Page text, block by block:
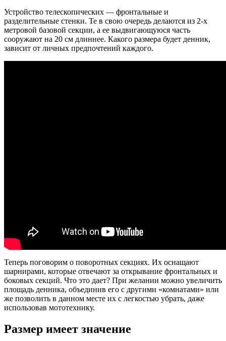
Устройство телескопических — фронтальные и
разделительные стенки. Те в свою очередь делаются из 2-х
метровой базовой секции, а ее выдвигающуюся часть
сооружают на 20 см длиннее. Какого размера будет денник,
зависит от личных предпочтений каждого.
Теперь поговорим о поворотных секциях. Их оснащают
шарнирами, которые отвечают за открывание фронтальных и
боковых секций. Что это дает? При желании можно увеличить
площадь денника, объединив его с другими «комнатами» или
же позволить в данном месте их с легкостью убрать, даже
использовав мототехнику.
Размер имеет значение